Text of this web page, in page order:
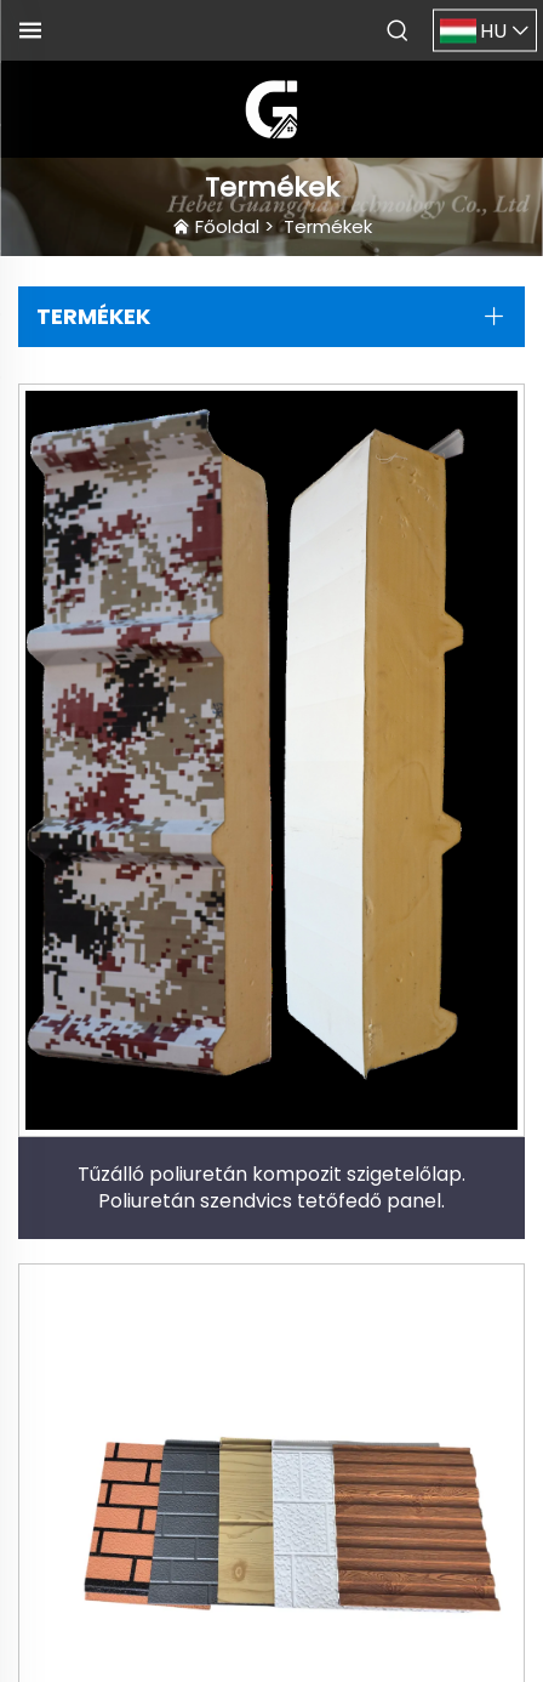
HU
Termékek
Főoldal>Termékek
TERMÉKEK
Tűzálló poliuretán kompozit szigetelőlap.
Poliuretán szendvics tetőfedő panel.